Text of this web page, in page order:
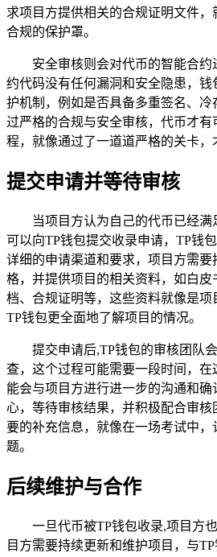
求项目方提供相关的合规证明文件
合规的保护罩。
安全审核则会对代币的智能合
约代码没有任何漏洞和安全隐患，
护机制，例如是否具备多重签名、
过严格的合规与安全审核，代币才
程，就像通过了一道道严格的关卡，
提交申请并等待审核
当项目方认为自己的代币已经
可以向TP钱包提交收录申请，TP钱
详细的申请渠道和要求，项目方需
格，并提供项目的相关资料，如白
档、合规证明等，这些资料就像是
TP钱包更全面地了解项目的情况。
提交申请后,TP钱包的审核团队
查，这个过程可能需要一段时间，
能会与项目方进行进一步的沟通和
心，等待审核结果，并积极配合审
要的补充信息，就像在一场考试中，
题。
后续维护与合作
一旦代币被TP钱包收录,项目方
目方需要持续更新和维护项目，与